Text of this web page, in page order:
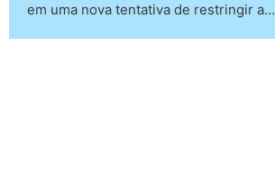
em uma nova tentativa de restringir a…